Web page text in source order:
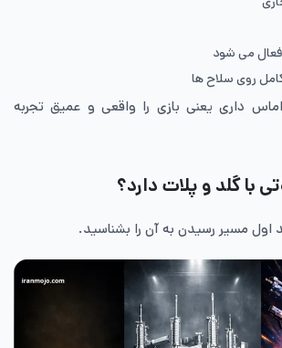
می شود
روی سلاح ها
داری یعنی بازی را واقعی و عمیق تجربه
با گلد و پلات دارد؟
اول مسیر رسیدن به آن را بشناسید.